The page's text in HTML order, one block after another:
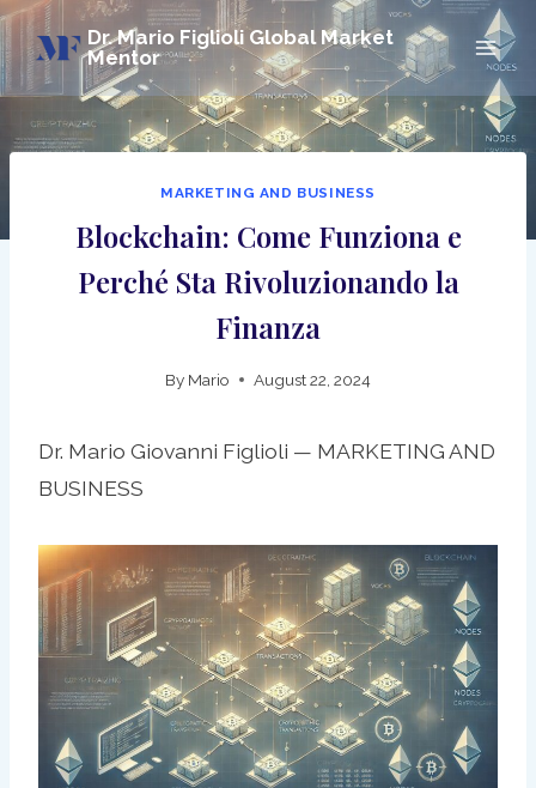
Skip
to
content
Dr. Mario Figlioli Global Market
Mentor
MARKETING AND BUSINESS
Blockchain: Come Funziona e
Perché Sta Rivoluzionando la
Finanza
By Mario August 22, 2024
Dr. Mario Giovanni Figlioli — MARKETING AND
BUSINESS